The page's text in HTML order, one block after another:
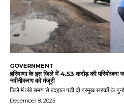
GOVERNMENT
हरियाणा के इस जिले में 4.53 करोड़ की परियोजना
नवीनीकरण को मंजूरी
जिले में लंबे समय से बदहाल पड़ी दो प्रमुख सड़कों के
December 8, 2025